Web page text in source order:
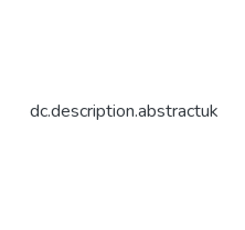
dc.description.abstractuk